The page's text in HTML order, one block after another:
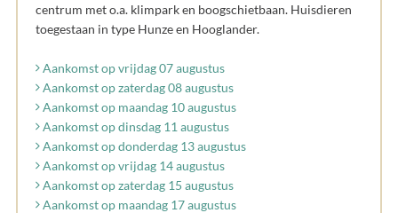
centrum met o.a. klimpark en boogschietbaan. Huisdieren
toegestaan in type Hunze en Hooglander.
Aankomst op vrijdag 07 augustus
Aankomst op zaterdag 08 augustus
Aankomst op maandag 10 augustus
Aankomst op dinsdag 11 augustus
Aankomst op donderdag 13 augustus
Aankomst op vrijdag 14 augustus
Aankomst op zaterdag 15 augustus
Aankomst op maandag 17 augustus